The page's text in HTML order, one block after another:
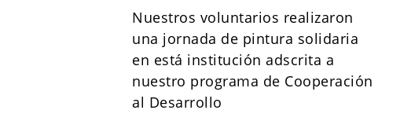
Nuestros voluntarios realizaron
una jornada de pintura solidaria
en está institución adscrita a
nuestro programa de Cooperación
al Desarrollo